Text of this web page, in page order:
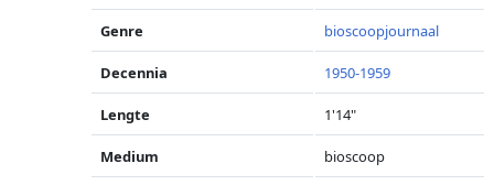
Genre bioscoopjournaal
Decennia 1950-1959
Lengte 1'14"
Medium bioscoop